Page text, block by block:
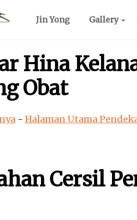
Jin Yong Gallery
Hina
Obat
- Halaman Utama
Cersil